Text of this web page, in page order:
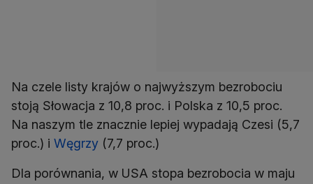
Na czele listy krajów o najwyższym bezrobociu
stoją Słowacja z 10,8 proc. i Polska z 10,5 proc.
Na naszym tle znacznie lepiej wypadają Czesi (5,7
proc.) i Węgrzy (7,7 proc.)
Dla porównania, w USA stopa bezrobocia w maju